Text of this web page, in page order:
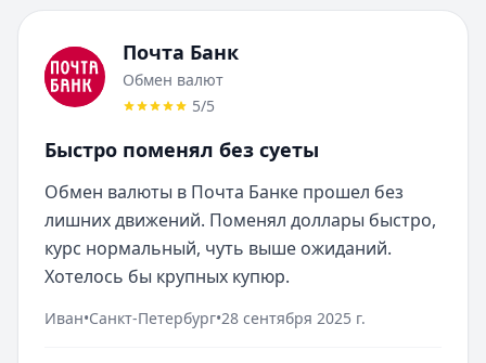
Почта Банк
Обмен валют
5/5
Быстро поменял без суеты
Обмен валюты в Почта Банке прошел без
лишних движений. Поменял доллары быстро,
курс нормальный, чуть выше ожиданий.
Хотелось бы крупных купюр.
Иван•Санкт-Петербург•28 сентября 2025 г.